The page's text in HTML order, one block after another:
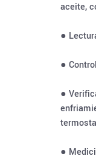
aceite,
●
●
●
●